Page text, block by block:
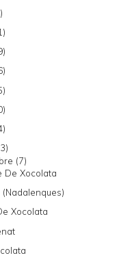
(7)
De Xocolata
Xocolata